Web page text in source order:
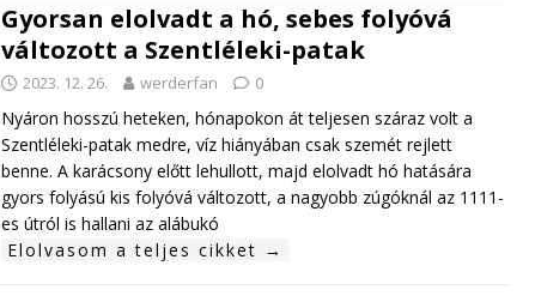
Gyorsan elolvadt a hó, sebes folyóvá
változott a Szentléleki-patak
2023. 12. 26. werderfan 0
Nyáron hosszú heteken, hónapokon át teljesen száraz volt a
Szentléleki-patak medre, víz hiányában csak szemét rejlett
benne. A karácsony előtt lehullott, majd elolvadt hó hatására
gyors folyású kis folyóvá változott, a nagyobb zúgóknál az 1111-
es útról is hallani az alábukó
Elolvasom a teljes cikket →